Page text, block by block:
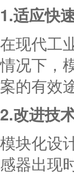
1.适应快
在现代工
情况下，
案的有效
2.改进技
模块化设
感器出现